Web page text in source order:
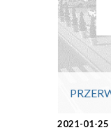
2021-01-25